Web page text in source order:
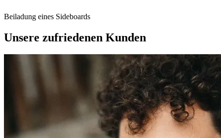
Beiladung eines Sideboards
Unsere zufriedenen Kunden